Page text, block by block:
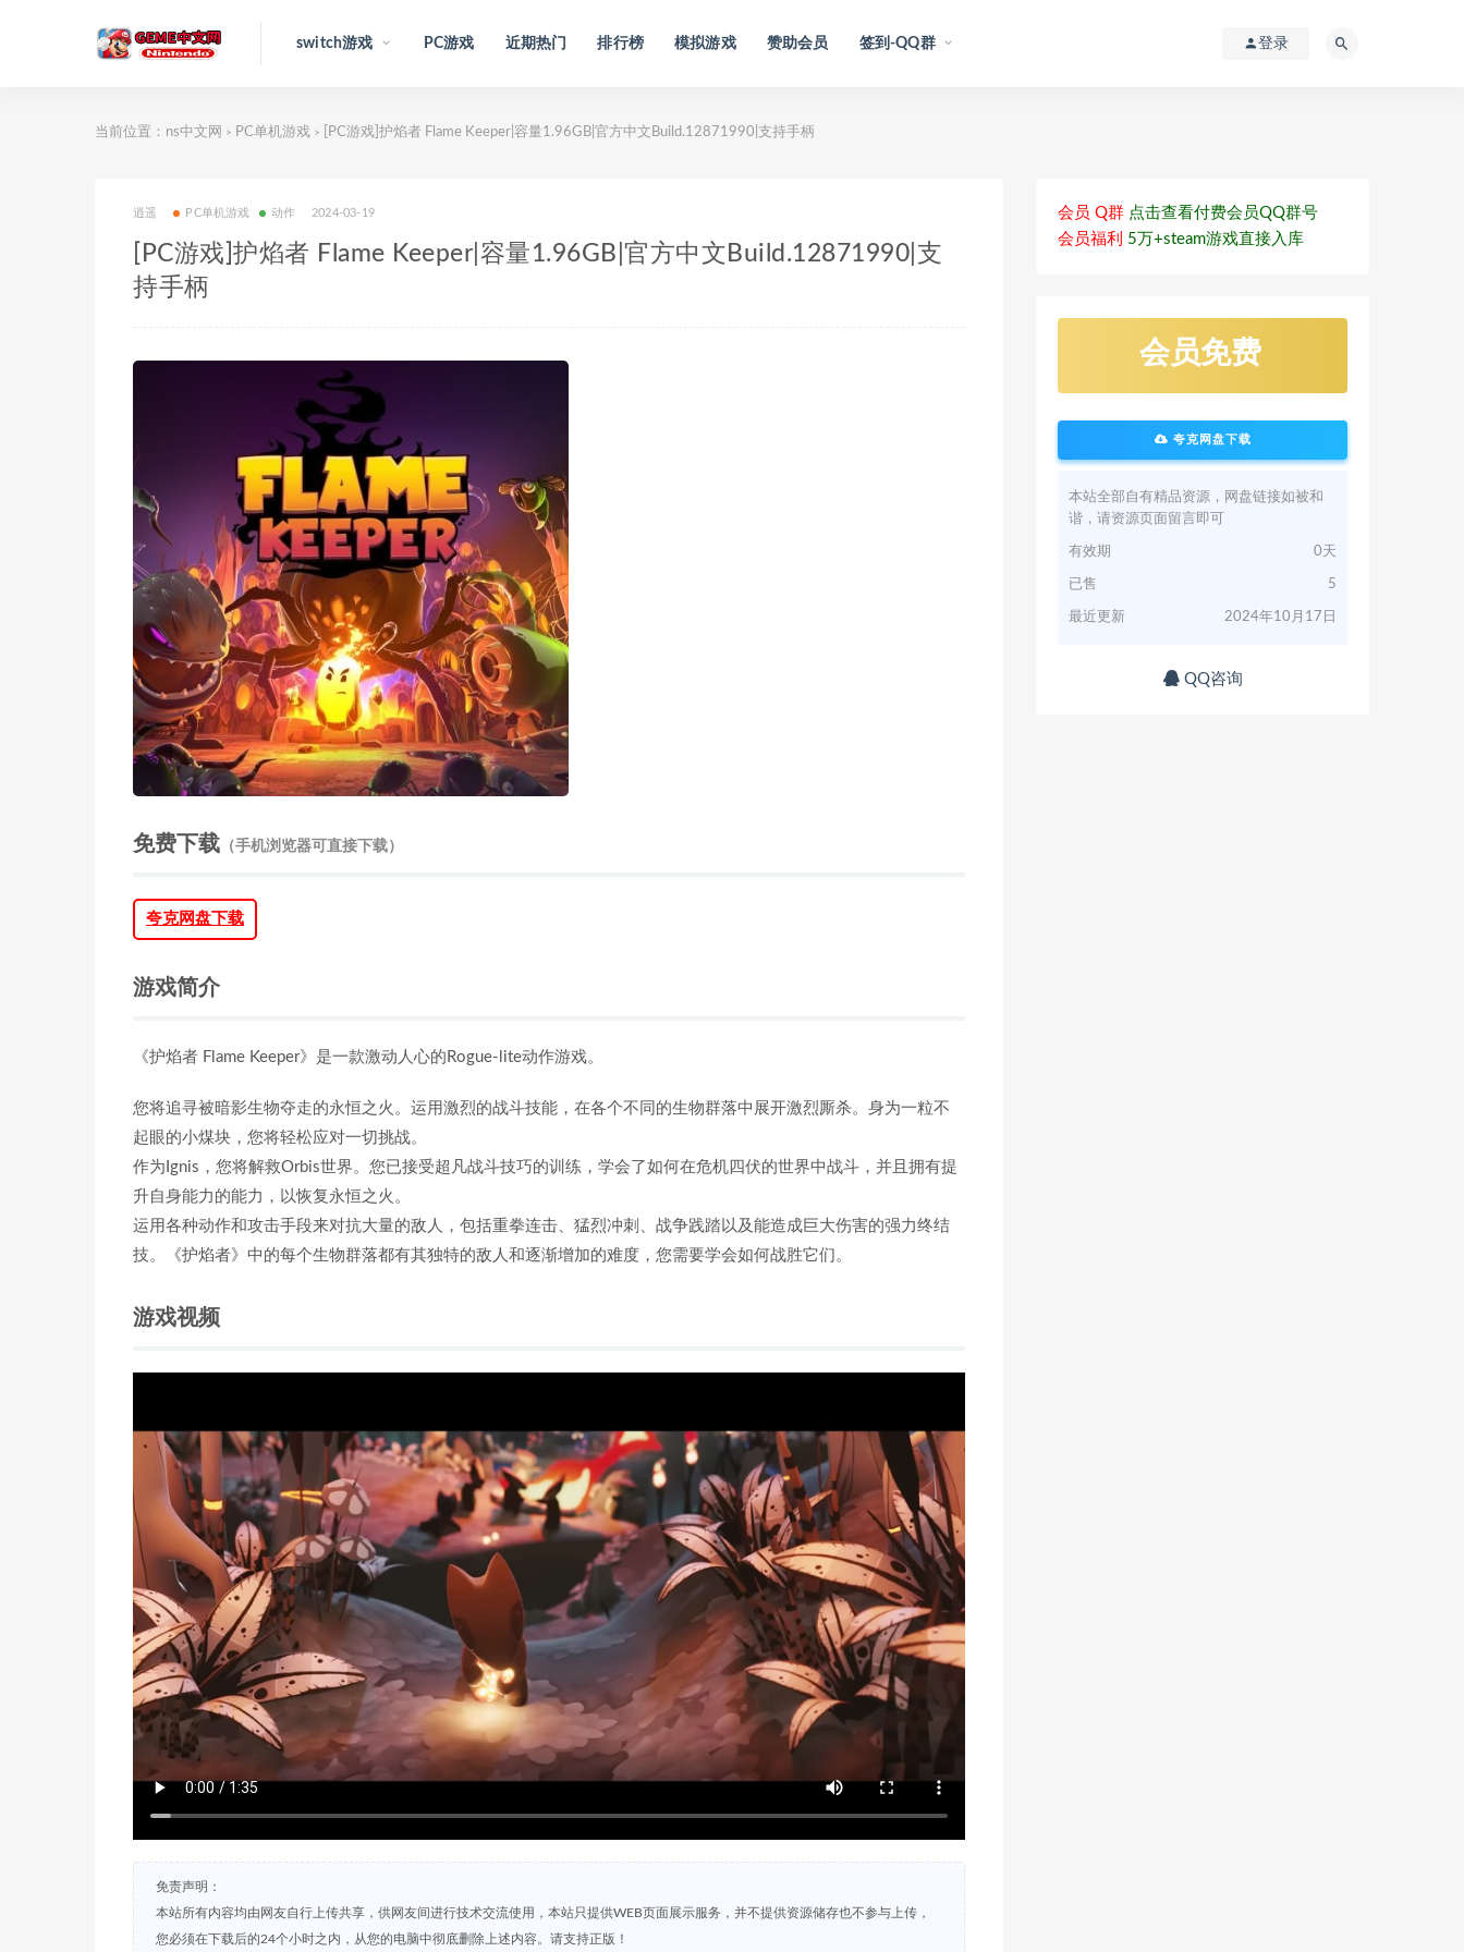
switch游戏 PC游戏 近期热门 排行榜 模拟游戏 赞助会员 签到-QQ群 登录
当前位置： ns中文网 > PC单机游戏 > [PC游戏]护焰者 Flame Keeper|容量1.96GB|官方中文Build.12871990|支持手柄
逍遥 PC单机游戏 动作 2024-03-19
[PC游戏]护焰者 Flame Keeper|容量1.96GB|官方中文Build.12871990|支
持手柄
免费下载 （手机浏览器可直接下载）
夸克网盘下载
游戏简介
《护焰者 Flame Keeper》是一款激动人心的Rogue-lite动作游戏。
您将追寻被暗影生物夺走的永恒之火。运用激烈的战斗技能，在各个不同的生物群落中展开激烈厮杀。身为一粒不
起眼的小煤块，您将轻松应对一切挑战。
作为Ignis，您将解救Orbis世界。您已接受超凡战斗技巧的训练，学会了如何在危机四伏的世界中战斗，并且拥有提
升自身能力的能力，以恢复永恒之火。
运用各种动作和攻击手段来对抗大量的敌人，包括重拳连击、猛烈冲刺、战争践踏以及能造成巨大伤害的强力终结
技。《护焰者》中的每个生物群落都有其独特的敌人和逐渐增加的难度，您需要学会如何战胜它们。
游戏视频
免责声明：
本站所有内容均由网友自行上传共享，供网友间进行技术交流使用，本站只提供WEB页面展示服务，并不提供资源储存也不参与上传，
您必须在下载后的24个小时之内，从您的电脑中彻底删除上述内容。请支持正版！
会员 Q群 点击查看付费会员QQ群号
会员福利 5万+steam游戏直接入库
会员免费
夸克网盘下载
本站全部自有精品资源，网盘链接如被和
谐，请资源页面留言即可
有效期 0天
已售 5
最近更新 2024年10月17日
QQ咨询